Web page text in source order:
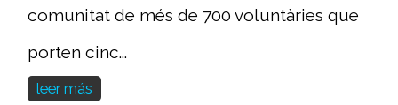
comunitat de més de 700 voluntàries que
porten cinc...
leer más